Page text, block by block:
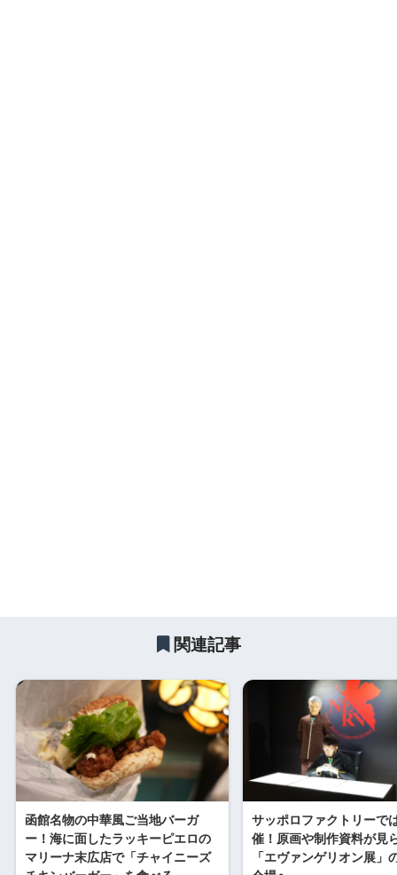
関連記事
函館名物の中華風ご当地バーガ
ー！海に面したラッキーピエロの
マリーナ末広店で「チャイニーズ
サッポロファクトリーで
催！原画や制作資料が見
「エヴァンゲリオン展」